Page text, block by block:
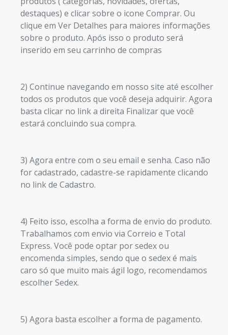
destaques) e clicar sobre o icone Comprar. Ou
clique em Ver Detalhes para maiores informações
sobre o produto. Após isso o produto será
inserido em seu carrinho de compras
2) Continue navegando em nosso site até escolher
todos os produtos que você deseja adquirir. Agora
basta clicar no link a direita Finalizar que você
estará concluindo sua compra.
3) Agora entre com o seu email e senha. Caso não
for cadastrado, cadastre-se rapidamente clicando
no link de Cadastro.
4) Feito isso, escolha a forma de envio do produto.
Trabalhamos com envio via Correio e Total
Express. Você pode optar por sedex ou
encomenda simples, sendo que o sedex é mais
caro só que muito mais ágil logo, recomendamos
escolher Sedex.
5) Agora basta escolher a forma de pagamento.